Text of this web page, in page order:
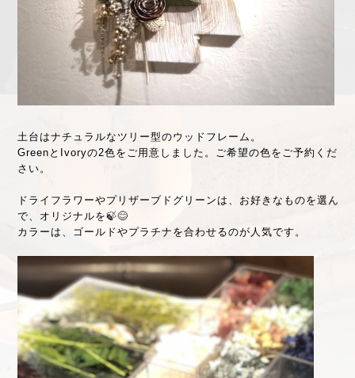
土台はナチュラルなツリー型のウッドフレーム。
GreenとIvoryの2色をご用意しました。ご希望の色をご予約くだ
さい。
ドライフラワーやプリザーブドグリーンは、お好きなものを選ん
で、オリジナルを🍃😊
カラーは、ゴールドやプラチナを合わせるのが人気です。